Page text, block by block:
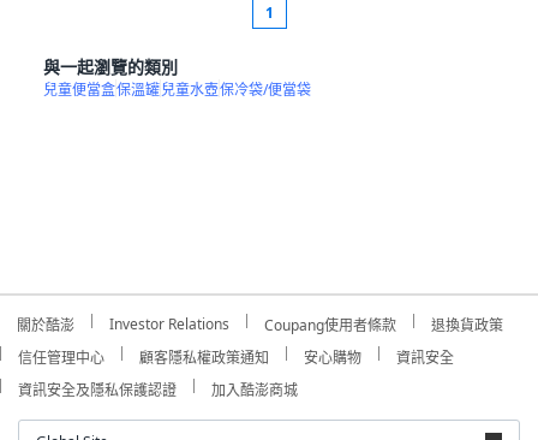
1
與一起瀏覽的類別
兒童便當盒保溫罐兒童水壺保冷袋/便當袋
關於酷澎 Investor Relations Coupang使用者條款
退換貨政策
信任管理中心
顧客隱私權政策通知 安心購物
資訊安全
資訊安全及隱私保護認證
加入酷澎商城